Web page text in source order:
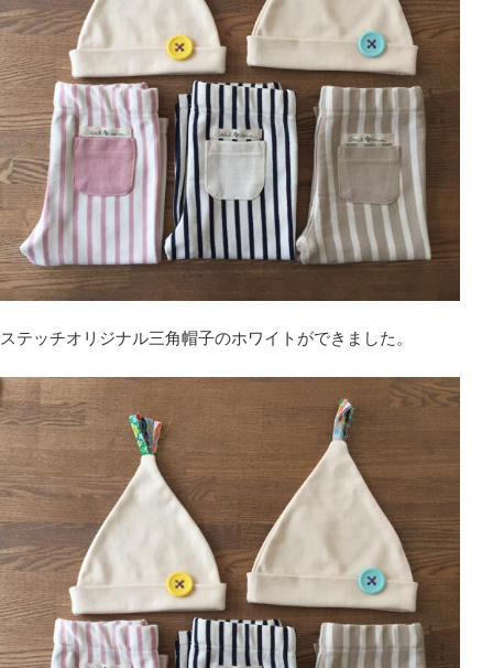
ステッチオリジナル三角帽子のホワイトができました。